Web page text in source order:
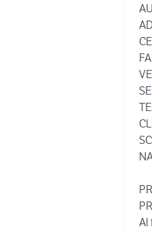
Al